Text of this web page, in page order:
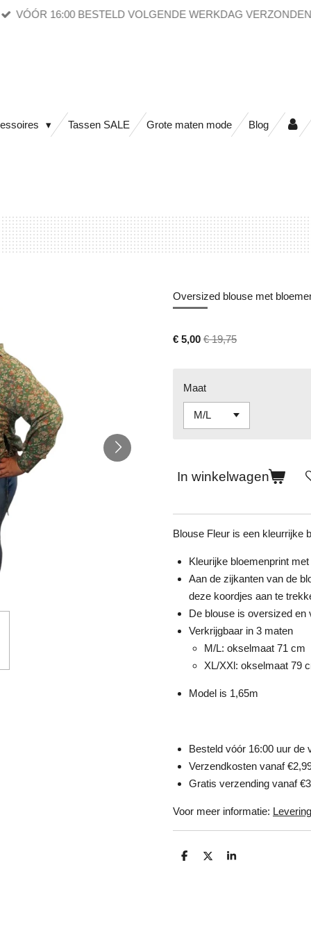
VÓÓR 16:00 BESTELD VOLGENDE WERKDAG VERZONDEN
Tassen SALE Grote maten mode Blog
Oversized blouse met
€ 5,00 € 19,75
Maat
In winkelwagen
Blouse Fleur is een kleurrijke
Kleurijke bloemenprint
Aan de zijkanten van de
deze koordjes aan te
De blouse is oversized en
Verkrijgbaar in 3 maten
M/L: okselmaat 71 cm
XL/XXl: okselmaat 79
Model is 1,65m
Besteld vóór 16:00 uur de
Verzendkosten vanaf
Gratis verzending vanaf
Voor meer informatie:
D
D
S